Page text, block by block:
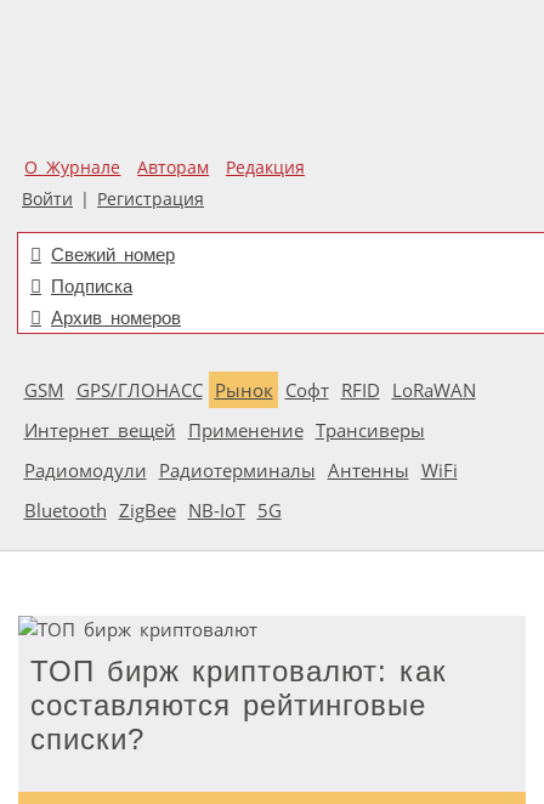
О Журнале Авторам
Редакция
Войти | Регистрация
Свежий номер
Подписка
Архив номеров
GSM GPS/ГЛОНАСС Рынок Софт RFID LoRaWAN
Интернет вещей Применение Трансиверы
Радиомодули Радиотерминалы Антенны WiFi
Bluetooth ZigBee NB-IoT 5G
ТОП бирж криптовалют: как
составляются рейтинговые
списки?